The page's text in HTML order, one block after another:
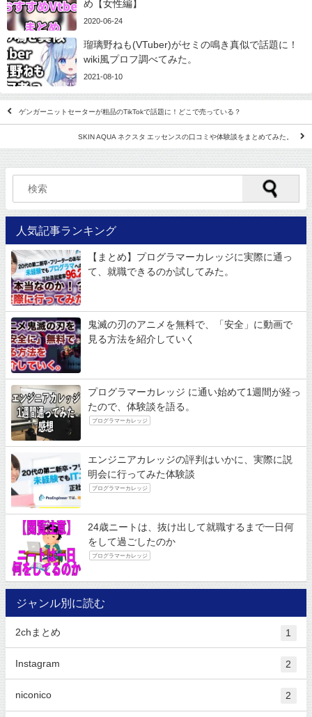
め【女性編】
2020-06-24
瑠璃野ねも(VTuber)がセミの鳴き真似で話題に！
wiki風プロフ調べてみた。
2021-08-10
ゲンガーニットセーターが粗品のTikTokで話題に！どこで売っている？
SKIN AQUA ネクスタ エッセンスの口コミや体験談をまとめてみた。
人気記事ランキング
【まとめ】プログラマーカレッジに実際に通っ
て、就職できるのか試してみた。
鬼滅の刃のアニメを無料で、「安全」に動画で
見る方法を紹介していく
プログラマーカレッジ に通い始めて1週間が経っ
たので、体験談を語る。
プログラマーカレッジ
エンジニアカレッジの評判はいかに、実際に説
明会に行ってみた体験談
プログラマーカレッジ
24歳ニートは、抜け出して就職するまで一日何
をして過ごしたのか
プログラマーカレッジ
ジャンル別に読む
2chまとめ 1
Instagram 2
niconico 2